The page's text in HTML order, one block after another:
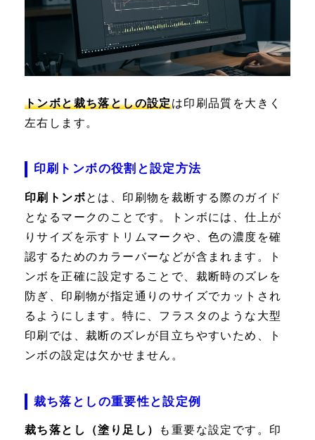
トンボと裁ち落としの設定は印刷品質を大きく
左右します。
印刷トンボの役割と設定方法
印刷トンボとは、印刷物を裁断する際のガイド
となるマークのことです。トンボには、仕上が
りサイズを示すトリムマークや、色の濃度を確
認するためのカラーバーなどが含まれます。ト
ンボを正確に設定することで、裁断時のズレを
防ぎ、印刷物が指定通りのサイズでカットされ
るようにします。特に、フラスタのような大型
印刷では、裁断のズレが目立ちやすいため、ト
ンボの設定は欠かせません。
裁ち落としの重要性と設定例
裁ち落とし（塗り足し）
も重要な設定です。印